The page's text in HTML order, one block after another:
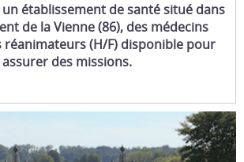
établissement de santé situé dans
de la Vienne (86), des médecins
réanimateurs (H/F) disponible pour
assurer des missions.